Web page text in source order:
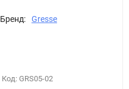
Бренд: Gresse
Код: GRS05-02